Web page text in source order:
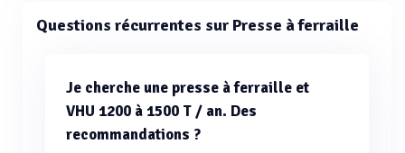
Questions récurrentes sur Presse à ferraille
Je cherche une presse à ferraille et
VHU 1200 à 1500 T / an. Des
recommandations ?